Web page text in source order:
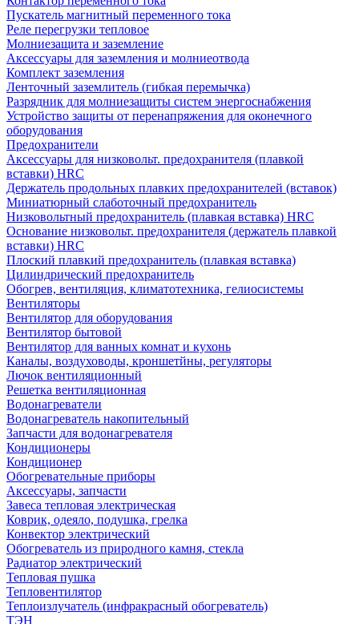
Пускатель магнитный переменного тока
Реле перегрузки тепловое
Молниезащита и заземление
Аксессуары для заземления и молниеотвода
Комплект заземления
Ленточный заземлитель (гибкая перемычка)
Разрядник для молниезащиты систем энергоснабжения
Устройство защиты от перенапряжения для оконечного
оборудования
Предохранители
Аксессуары для низковольт. предохранителя (плавкой
вставки) HRC
Держатель продольных плавких предохранителей (вставок)
Миниатюрный слаботочный предохранитель
Низковольтный предохранитель (плавкая вставка) HRC
Основание низковольт. предохранителя (держатель плавкой
вставки) HRC
Плоский плавкий предохранитель (плавкая вставка)
Цилиндрический предохранитель
Обогрев, вентиляция, климатотехника, гелиосистемы
Вентиляторы
Вентилятор для оборудования
Вентилятор бытовой
Вентилятор для ванных комнат и кухонь
Каналы, воздуховоды, кроншетйны, регуляторы
Лючок вентиляционный
Решетка вентиляционная
Водонагреватели
Водонагреватель накопительный
Запчасти для водонагревателя
Кондиционеры
Кондиционер
Обогревательные приборы
Аксессуары, запчасти
Завеса тепловая электрическая
Коврик, одеяло, подушка, грелка
Конвектор электрический
Обогреватель из природного камня, стекла
Радиатор электрический
Тепловая пушка
Тепловентилятор
Теплоизлучатель (инфракрасный обогреватель)
ТЭН